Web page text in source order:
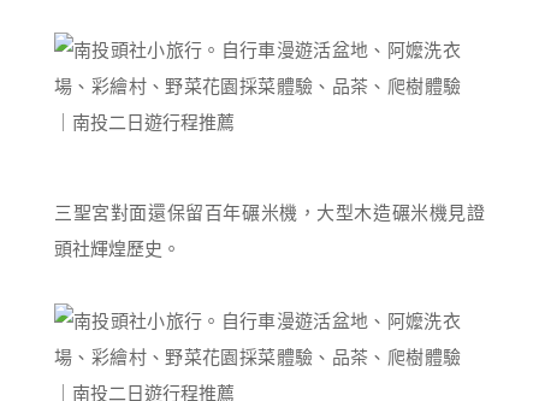
三聖宮對面還保留百年碾米機，大型木造碾米機見證
頭社輝煌歷史。